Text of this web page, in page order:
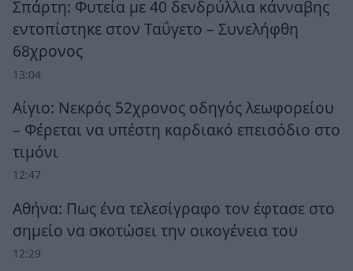
Σπάρτη: Φυτεία με 40 δενδρύλλια κάνναβης
εντοπίστηκε στον Ταΰγετο – Συνελήφθη
68χρονος
13:04
Αίγιο: Νεκρός 52χρονος οδηγός λεωφορείου
– Φέρεται να υπέστη καρδιακό επεισόδιο στο
τιμόνι
12:47
Αθήνα: Πως ένα τελεσίγραφο τον έφτασε στο
σημείο να σκοτώσει την οικογένεια του
12:29